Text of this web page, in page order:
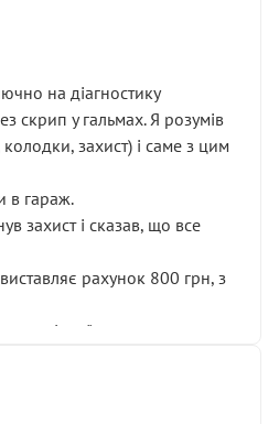
на діагностику
скрип у гальмах. Я розумів
захист) і саме з цим
в гараж.
захист і сказав, що все
рахунок 800 грн, з
системи